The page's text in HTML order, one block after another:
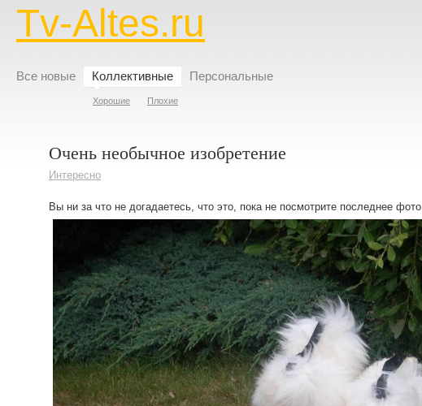
Tv-Altes.ru
Все новые Коллективные
Хорошие Плохие
Персональные
Очень необычное изобретение
Интересно
Вы ни за что не догадаетесь, что это, пока не посмотрите последнее фото